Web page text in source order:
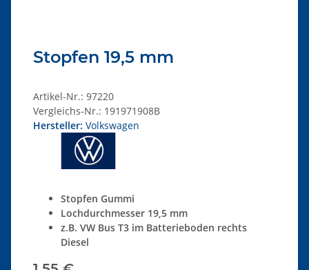
Stopfen 19,5 mm
Artikel-Nr.: 97220
Vergleichs-Nr.: 191971908B
Hersteller: Volkswagen
Stopfen Gummi
Lochdurchmesser 19,5 mm
z.B. VW Bus T3 im Batterieboden rechts
Diesel